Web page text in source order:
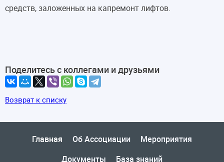
средств, заложенных на капремонт лифтов.
Поделитесь с коллегами и друзьями
Возврат к списку
Главная Об Ассоциации
Мероприятия
Документы
База знаний